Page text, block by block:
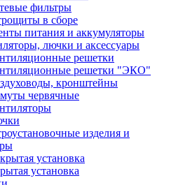
фильтры
в сборе
питания и аккумуляторы
лючки и аксессуары
решетки
решетки "ЭКО"
кронштейны
червячные
изделия и
установка
установка